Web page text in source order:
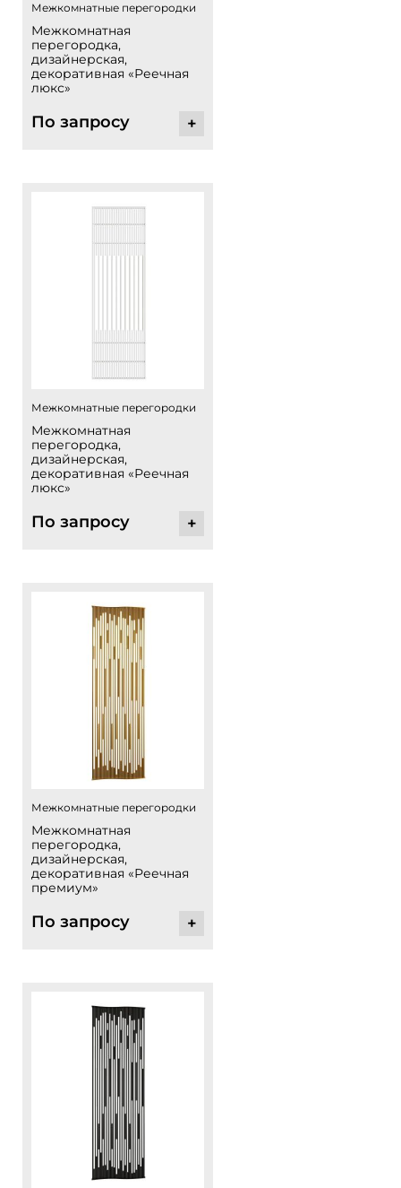
Межкомнатные перегородки
Межкомнатная
перегородка,
дизайнерская,
декоративная «Реечная
люкс»
По запросу +
Межкомнатные перегородки
Межкомнатная
перегородка,
дизайнерская,
декоративная «Реечная
люкс»
По запросу +
Межкомнатные перегородки
Межкомнатная
перегородка,
дизайнерская,
декоративная «Реечная
премиум»
По запросу +